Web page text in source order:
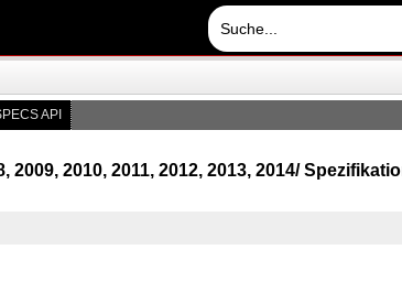
API
2009, 2010, 2011, 2012, 2013, 2014/